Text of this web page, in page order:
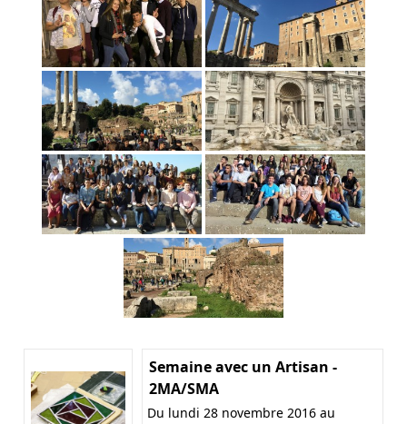
Semaine avec un Artisan -
2MA/SMA
Du lundi 28 novembre 2016 au